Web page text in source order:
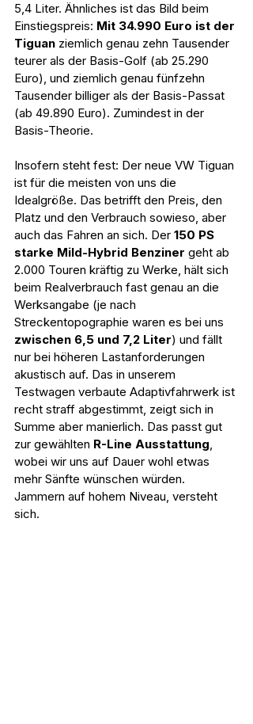
5,4 Liter. Ähnliches ist das Bild beim
Einstiegspreis: Mit 34.990 Euro ist der
Tiguan ziemlich genau zehn Tausender
teurer als der Basis-Golf (ab 25.290
Euro), und ziemlich genau fünfzehn
Tausender billiger als der Basis-Passat
(ab 49.890 Euro). Zumindest in der
Basis-Theorie.
Insofern steht fest: Der neue VW Tiguan
ist für die meisten von uns die
Idealgröße. Das betrifft den Preis, den
Platz und den Verbrauch sowieso, aber
auch das Fahren an sich. Der 150 PS
starke Mild-Hybrid Benziner geht ab
2.000 Touren kräftig zu Werke, hält sich
beim Realverbrauch fast genau an die
Werksangabe (je nach
Streckentopographie waren es bei uns
zwischen 6,5 und 7,2 Liter) und fällt
nur bei höheren Lastanforderungen
akustisch auf. Das in unserem
Testwagen verbaute Adaptivfahrwerk ist
recht straff abgestimmt, zeigt sich in
Summe aber manierlich. Das passt gut
zur gewählten R-Line Ausstattung,
wobei wir uns auf Dauer wohl etwas
mehr Sänfte wünschen würden.
Jammern auf hohem Niveau, versteht
sich.